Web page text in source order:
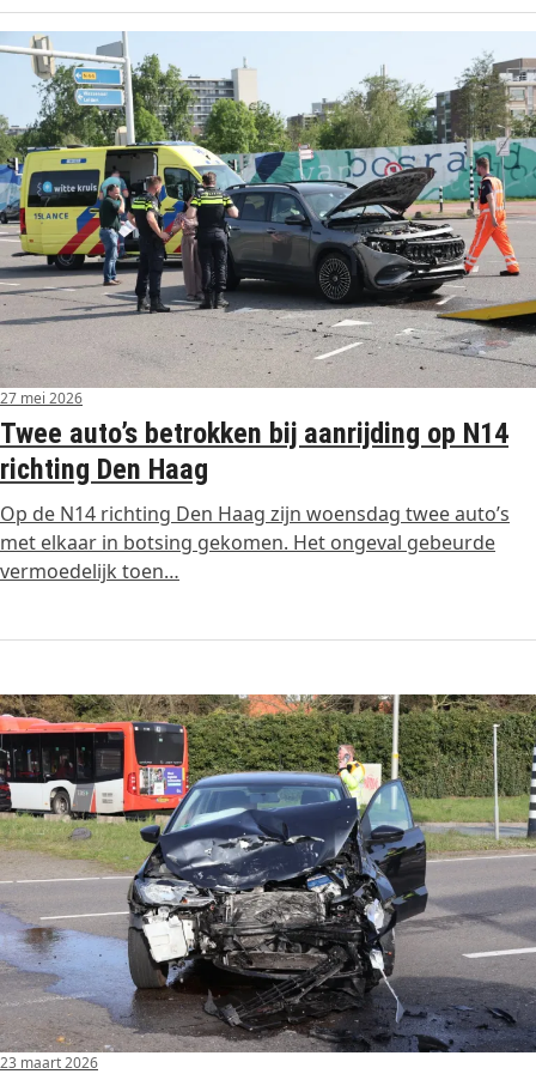
27 mei 2026
Twee auto’s betrokken bij aanrijding op N14
richting Den Haag
Op de N14 richting Den Haag zijn woensdag twee auto’s
met elkaar in botsing gekomen. Het ongeval gebeurde
vermoedelijk toen…
23 maart 2026